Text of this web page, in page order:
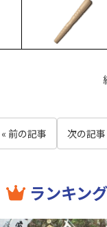
« 前の記事 次の記事
ランキング